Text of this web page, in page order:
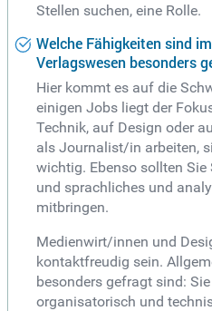
Stellen suchen, eine Rolle.
Welche Fähigkeiten sind
Verlagswesen besonders
Hier kommt es auf die
einigen Jobs liegt der
Technik, auf Design oder
als Journalist/in arbeiten,
wichtig. Ebenso sollten
und sprachliches und
mitbringen.
Medienwirt/innen und
kontaktfreudig sein.
besonders gefragt sind:
organisatorisch und